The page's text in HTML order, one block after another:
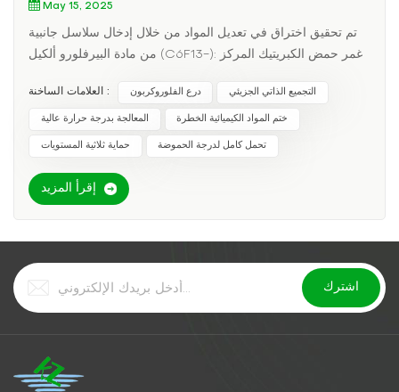
May 15, 2025
تم تحقيق اختراق في تعديل المواد من خلال إدخال سلاسل جانبية
من مادة البيرفلورو ألكيل (C6F13-): غمر حمض الكبريتيك المركز
العلامات الساخنة : درع الفلوروكربون التجميع الذاتي الجزيئي
المعالجة بدرجة حرارة عالية ختم المواد الكيميائية الخطرة
حماية ثلاثية المستويات تحمل كامل لدرجة الحموضة
إقرأ المزيد